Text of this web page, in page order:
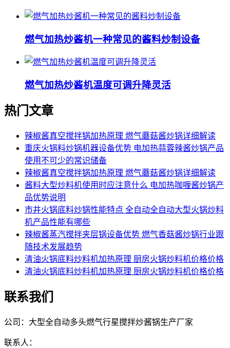
燃气加热炒酱机一种常见的酱料炒制设备
燃气加热炒酱机温度可调升降灵活
热门文章
辣椒酱真空搅拌锅加热原理 燃气蘑菇酱炒锅详细解读
重庆火锅料炒锅机器设备优势 电加热蒜蓉辣酱炒锅产品
使用不可少的常识储备
辣椒酱真空搅拌锅加热原理 燃气蘑菇酱炒锅详细解读
酱料大型炒料机使用时应注意什么 电加热咖喱酱炒锅产
品优势说明
市井火锅底料炒锅性能特点 全自动全自动大型火锅炒料
机产品性能有哪些
辣椒酱蒸汽搅拌夹层锅设备优势 燃气香菇酱炒锅行业跟
随技术发展趋势
清油火锅底料炒料机加热原理 厨房火锅炒料机价格价格
清油火锅底料炒料机加热原理 厨房火锅炒料机价格价格
联系我们
公司：大型全自动多头燃气行星搅拌炒酱锅生产厂家
联系人：